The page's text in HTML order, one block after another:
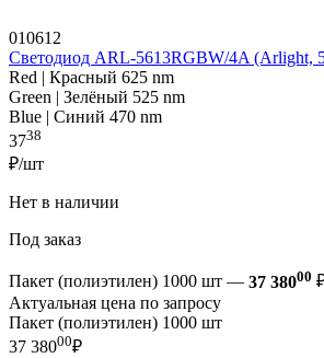
010612
Светодиод ARL-5613RGBW/4A (Arlight,
Red | Красный 625 nm
Green | Зелёный 525 nm
Blue | Синий 470 nm
3738
₽/шт
Нет в наличии
Под заказ
Пакет (полиэтилен) 1000 шт — 37 38000
Актуальная цена по запросу
Пакет (полиэтилен) 1000 шт
37 38000₽